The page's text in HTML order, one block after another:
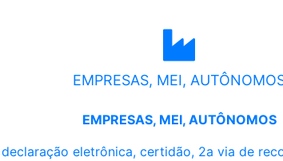
EMPRESAS, MEI,
EMPRESAS, MEI, AUTÔNOMOS
eletrônica, certidão, 2a via de